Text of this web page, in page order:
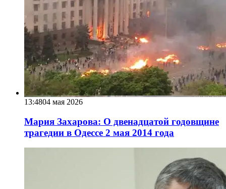
13:4804 мая 2026
Мария Захарова: О двенадцатой годовщине
трагедии в Одессе 2 мая 2014 года